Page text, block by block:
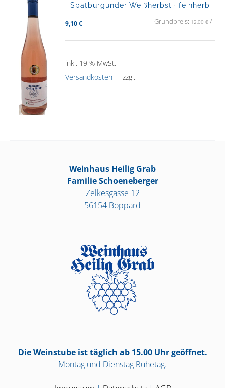
Spätburgunder Weißherbst · feinherb
9,10€ Grundpreis: 12,00 €/ l
inkl. 19 % MwSt.
zzgl.
Versandkosten
Weinhaus Heilig Grab
Familie Schoeneberger
Zelkesgasse 12
56154 Boppard
Die Weinstube ist täglich ab 15.00 Uhr geöffnet.
Montag und Dienstag Ruhetag.